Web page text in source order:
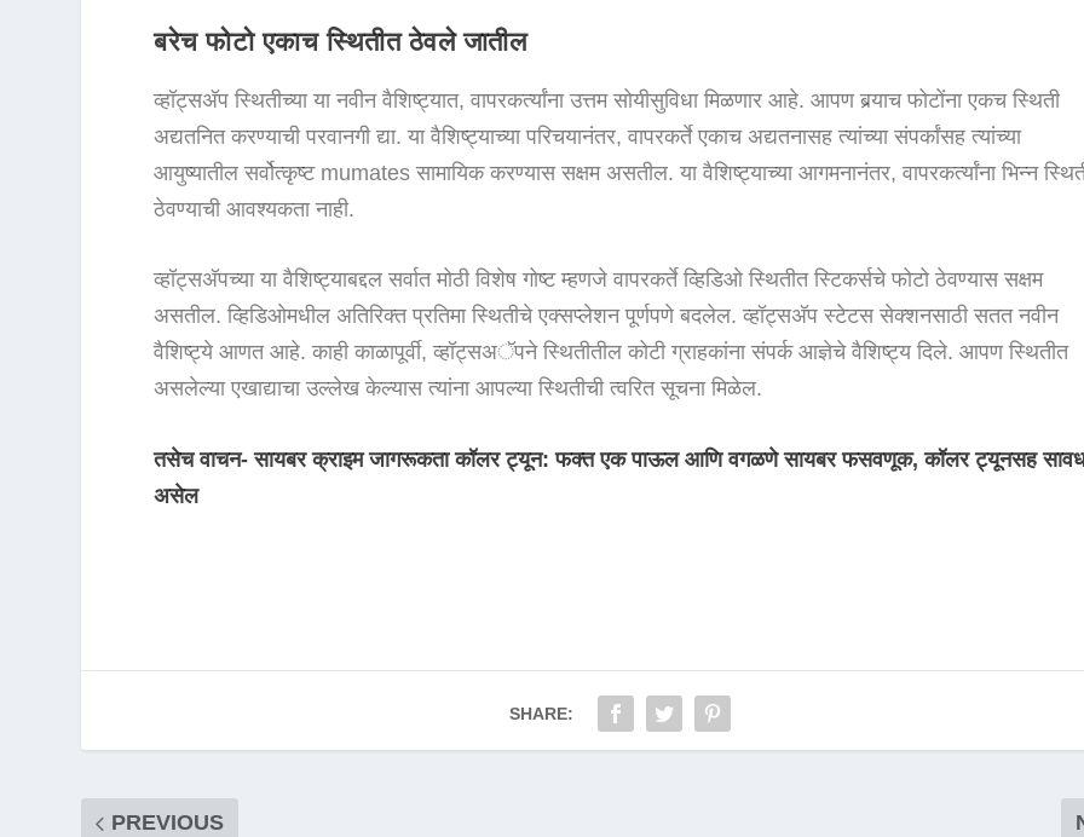
बरेच फोटो एकाच स्थितीत ठेवले जातील
व्हॉट्सअ‍ॅप स्थितीच्या या नवीन वैशिष्ट्यात, वापरकर्त्यांना उत्तम सोयीसुविधा मिळणार आहे. आपण बर्‍याच फोटोंना एकच स्थिती
अद्यतनित करण्याची परवानगी द्या. या वैशिष्ट्याच्या परिचयानंतर, वापरकर्ते एकाच अद्यतनासह त्यांच्या संपर्कांसह त्यांच्या
आयुष्यातील सर्वोत्कृष्ट mumates सामायिक करण्यास सक्षम असतील. या वैशिष्ट्याच्या आगमनानंतर, वापरकर्त्यांना भिन्न
ठेवण्याची आवश्यकता नाही.
व्हॉट्सअ‍ॅपच्या या वैशिष्ट्याबद्दल सर्वात मोठी विशेष गोष्ट म्हणजे वापरकर्ते व्हिडिओ स्थितीत स्टिकर्सचे फोटो ठेवण्यास सक्षम
असतील. व्हिडिओमधील अतिरिक्त प्रतिमा स्थितीचे एक्सप्लेशन पूर्णपणे बदलेल. व्हॉट्सअ‍ॅप स्टेटस सेक्शनसाठी सतत नवीन
वैशिष्ट्ये आणत आहे. काही काळापूर्वी, व्हॉट्सअॅपने स्थितीतील कोटी ग्राहकांना संपर्क आज्ञेचे वैशिष्ट्य दिले. आपण स्थितीत
असलेल्या एखाद्याचा उल्लेख केल्यास त्यांना आपल्या स्थितीची त्वरित सूचना मिळेल.
तसेच वाचन- सायबर क्राइम जागरूकता कॉलर ट्यून: फक्त एक पाऊल आणि वगळणे सायबर फसवणूक, कॉलर ट्यूनसह
असेल
SHARE:
PREVIOUS